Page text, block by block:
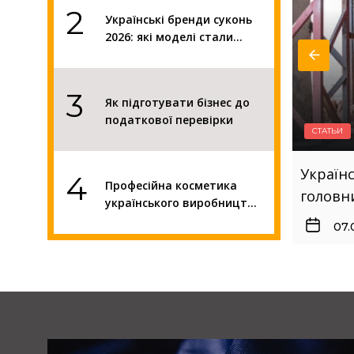
2
Українські бренди суконь
2026: які моделі стали
3
Як підготувати бізнес до
податкової перевірки
4
Професійна косметика
українського виробництва
суконь 2026: які моделі стали
сезону
СТАТЬИ
Як